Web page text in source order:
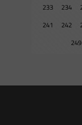
233
234
241
242
249